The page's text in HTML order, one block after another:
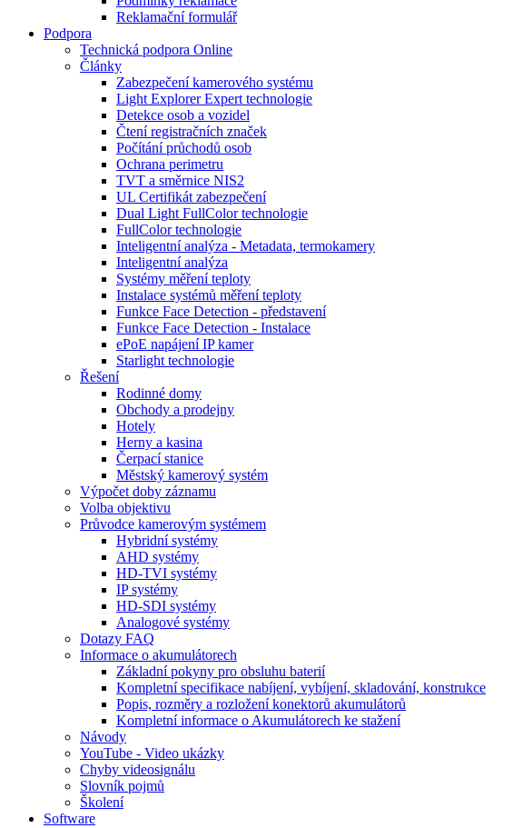
Reklamační formulář
Podpora
Technická podpora Online
Články
Zabezpečení kamerového systému
Light Explorer Expert technologie
Detekce osob a vozidel
Čtení registračních značek
Počítání průchodů osob
Ochrana perimetru
TVT a směrnice NIS2
UL Certifikát zabezpečení
Dual Light FullColor technologie
FullColor technologie
Inteligentní analýza - Metadata, termokamery
Inteligentní analýza
Systémy měření teploty
Instalace systémů měření teploty
Funkce Face Detection - představení
Funkce Face Detection - Instalace
ePoE napájení IP kamer
Starlight technologie
Řešení
Rodinné domy
Obchody a prodejny
Hotely
Herny a kasina
Čerpací stanice
Městský kamerový systém
Výpočet doby záznamu
Volba objektivu
Průvodce kamerovým systémem
Hybridní systémy
AHD systémy
HD-TVI systémy
IP systémy
HD-SDI systémy
Analogové systémy
Dotazy FAQ
Informace o akumulátorech
Základní pokyny pro obsluhu baterií
Kompletní specifikace nabíjení, vybíjení, skladování, konstrukce
Popis, rozměry a rozložení konektorů akumulátorů
Kompletní informace o Akumulátorech ke stažení
Návody
YouTube - Video ukázky
Chyby videosignálu
Slovník pojmů
Školení
Software